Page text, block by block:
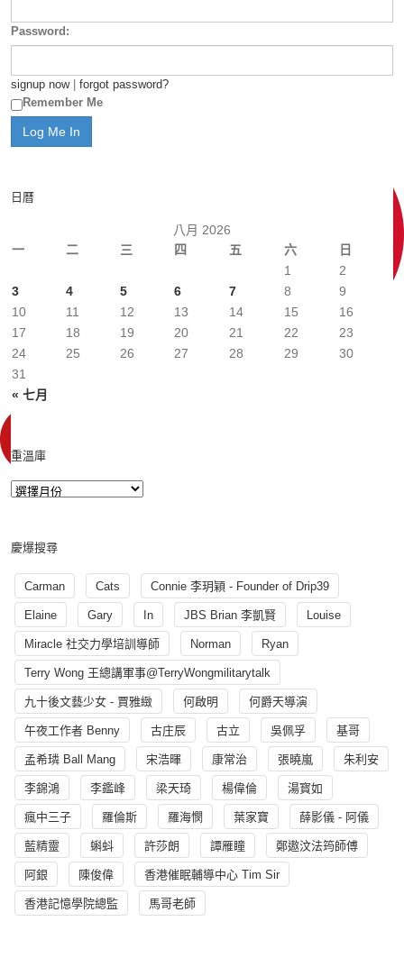
Password:
signup now| forgot password?
Remember Me
日曆
八月 2026
一
二 三 四 五 六 日
« 七月
1
2
3
4 5 6 7 8
9
10
11 12 13 14 15
16
17
18 19 20 21 22
23
24
25 26 27 28 29
30
31
重溫庫
慶爆搜尋
Carman Cats Connie 李玥穎 - Founder of Drip39
Elaine Gary In JBS Brian 李凱賢 Louise
Miracle 社交力學培訓導師 Norman Ryan
Terry Wong 王總講軍事@TerryWongmilitarytalk
九十後文藝少女 - 賈雅緻 何啟明 何爵天導演
午夜工作者 Benny 古庄辰 古立 吳佩孚 基哥
孟希璘 Ball Mang 宋浩暉 康常治 張曉嵐 朱利安
李錦鴻 李鑑峰 梁天琦 楊偉倫 湯寳如
瘋中三子 羅倫斯 羅海憫 葉家寶 薛影儀 - 阿儀
藍精靈 蝌蚪 許莎朗 譚雁瞳 鄭遨汶法筠師傅
阿銀 陳俊偉 香港催眠輔導中心 Tim Sir
香港記憶學院總監 馬哥老師